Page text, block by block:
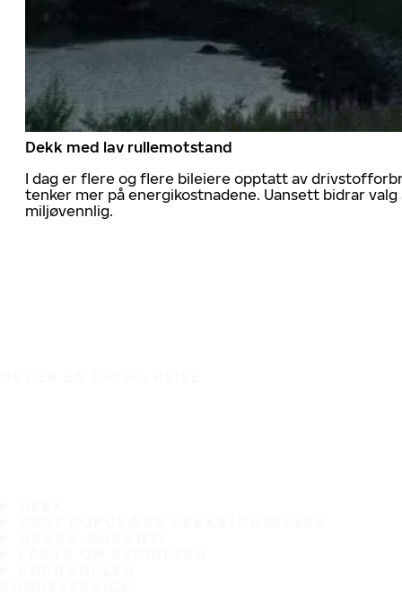
Dekk med lav rullemotstand
I dag er flere og flere bileiere opptatt av
tenker mer på energikostnadene. Uansett bidrar
miljøvennlig.